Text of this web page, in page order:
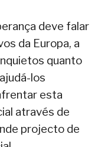
deve falar
da Europa, a
quanto
los
esta
através de
projecto de